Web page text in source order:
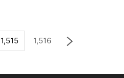
1,515 1,516